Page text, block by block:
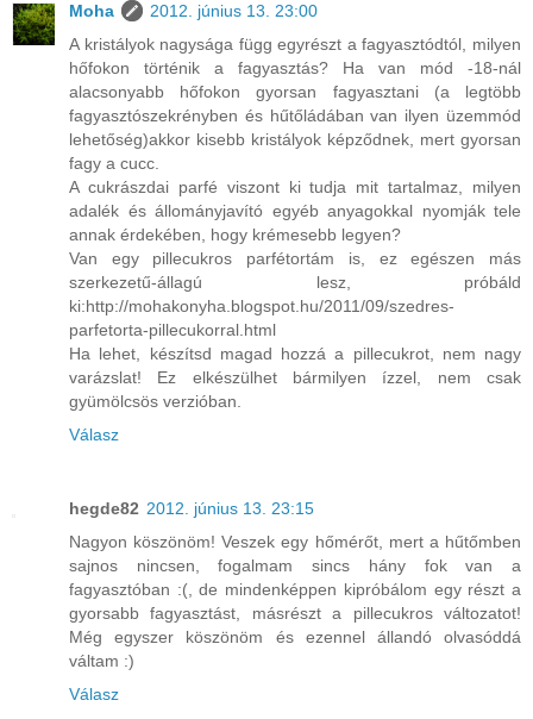
Moha
2012. június 13. 23:00
A kristályok nagysága függ egyrészt a fagyasztódtól, milyen
hőfokon történik a fagyasztás? Ha van mód -18-nál
alacsonyabb hőfokon gyorsan fagyasztani (a legtöbb
fagyasztószekrényben és hűtőládában van ilyen üzemmód
lehetőség)akkor kisebb kristályok képződnek, mert gyorsan
fagy a cucc.
A cukrászdai parfé viszont ki tudja mit tartalmaz, milyen
adalék és állományjavító egyéb anyagokkal nyomják tele
annak érdekében, hogy krémesebb legyen?
Van egy pillecukros parfétortám is, ez egészen más
szerkezetű-állagú lesz, próbáld
ki:http://mohakonyha.blogspot.hu/2011/09/szedres-
parfetorta-pillecukorral.html
Ha lehet, készítsd magad hozzá a pillecukrot, nem nagy
varázslat! Ez elkészülhet bármilyen ízzel, nem csak
gyümölcsös verzióban.
Válasz
hegde82 2012. június 13. 23:15
Nagyon köszönöm! Veszek egy hőmérőt, mert a hűtőmben
sajnos nincsen, fogalmam sincs hány fok van a
fagyasztóban :(, de mindenképpen kipróbálom egy részt a
gyorsabb fagyasztást, másrészt a pillecukros változatot!
Még egyszer köszönöm és ezennel állandó olvasóddá
váltam :)
Válasz